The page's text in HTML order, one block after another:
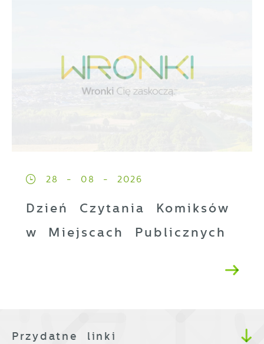
28 - 08 - 2026
Dzień Czytania Komiksów
w Miejscach Publicznych
Przydatne linki